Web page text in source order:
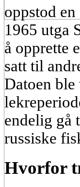
oppstod
1965 utga
å opprette
satt til
Datoen
endelig gå
russiske
Hvorfor